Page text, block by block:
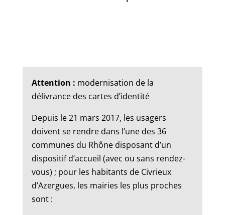
Attention : modernisation de la
délivrance des cartes d’identité
Depuis le 21 mars 2017, les usagers
doivent se rendre dans l’une des 36
communes du Rhône disposant d’un
dispositif d’accueil (avec ou sans rendez-
vous) ; pour les habitants de Civrieux
d’Azergues, les mairies les plus proches
sont :